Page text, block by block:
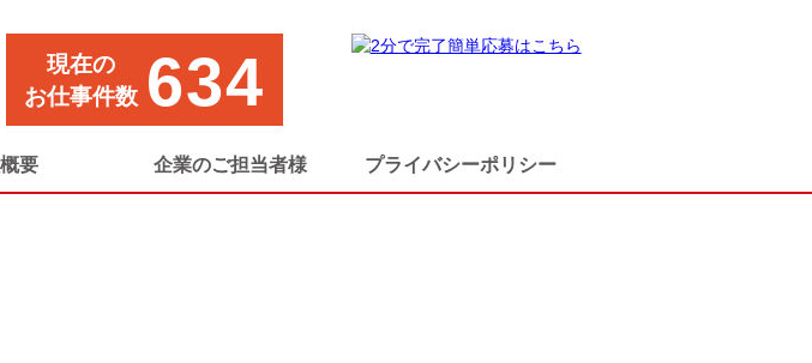
現在の
お仕事件数 634
要 企業のご担当者様 プライバシーポリシー